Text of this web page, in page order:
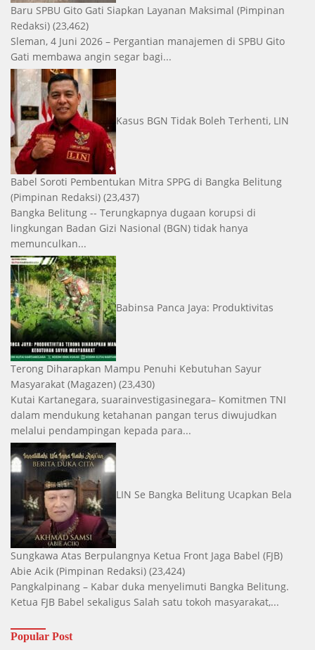
Baru SPBU Gito Gati Siapkan Layanan Maksimal (Pimpinan
Redaksi) (23,462)
Sleman, 4 Juni 2026 – Pergantian manajemen di SPBU Gito
Gati membawa angin segar bagi...
Kasus BGN Tidak Boleh Terhenti, LIN
Babel Soroti Pembentukan Mitra SPPG di Bangka Belitung
(Pimpinan Redaksi) (23,437)
Bangka Belitung -- Terungkapnya dugaan korupsi di
lingkungan Badan Gizi Nasional (BGN) tidak hanya
memunculkan...
Babinsa Panca Jaya: Produktivitas
Terong Diharapkan Mampu Penuhi Kebutuhan Sayur
Masyarakat (Magazen) (23,430)
Kutai Kartanegara, suarainvestigasinegara– Komitmen TNI
dalam mendukung ketahanan pangan terus diwujudkan
melalui pendampingan kepada para...
LIN Se Bangka Belitung Ucapkan Bela
Sungkawa Atas Berpulangnya Ketua Front Jaga Babel (FJB)
Abie Acik (Pimpinan Redaksi) (23,424)
Pangkalpinang – Kabar duka menyelimuti Bangka Belitung.
Ketua FJB Babel sekaligus Salah satu tokoh masyarakat,...
Popular Post